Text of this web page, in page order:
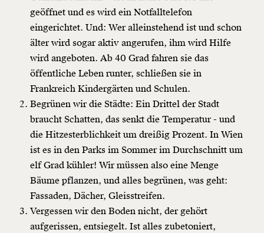
geöffnet und es wird ein Notfalltelefon
eingerichtet. Und: Wer alleinstehend ist und schon
älter wird sogar aktiv angerufen, ihm wird Hilfe
wird angeboten. Ab 40 Grad fahren sie das
öffentliche Leben runter, schließen sie in
Frankreich Kindergärten und Schulen.
Begrünen wir die Städte: Ein Drittel der Stadt
braucht Schatten, das senkt die Temperatur - und
die Hitzesterblichkeit um dreißig Prozent. In Wien
ist es in den Parks im Sommer im Durchschnitt um
elf Grad kühler! Wir müssen also eine Menge
Bäume pflanzen, und alles begrünen, was geht:
Fassaden, Dächer, Gleisstreifen.
Vergessen wir den Boden nicht, der gehört
aufgerissen, entsiegelt. Ist alles zubetoniert,